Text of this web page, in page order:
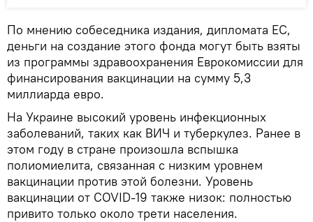
По мнению собеседника издания, дипломата ЕС,
деньги на создание этого фонда могут быть взяты
из программы здравоохранения Еврокомиссии для
финансирования вакцинации на сумму 5,3
миллиарда евро.
На Украине высокий уровень инфекционных
заболеваний, таких как ВИЧ и туберкулез. Ранее в
этом году в стране произошла вспышка
полиомиелита, связанная с низким уровнем
вакцинации против этой болезни. Уровень
вакцинации от COVID-19 также низок: полностью
привито только около трети населения.